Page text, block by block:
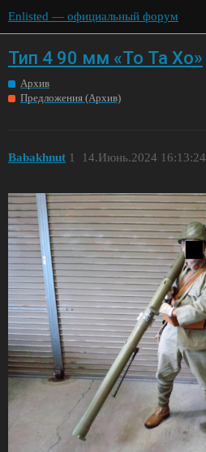
Enlisted — официальный форум
Тип 4 90 мм «То Та Хо»
Архив
Предложения (Архив)
Babakhnut 14.Июнь.2024 16:13:24
1